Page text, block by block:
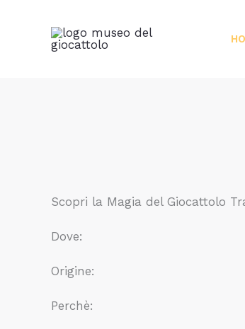
contenuto
Scopri la Magia del Giocattolo
Dove:
Origine:
Perchè: